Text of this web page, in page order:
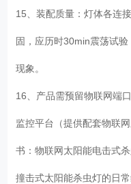
15、装配质量：灯体各连
固，应历时30min震荡试
现象。
16、产品需预留物联网端
监控平台（提供配套物联
书：物联网太阳能电击式
撞击式太阳能杀虫灯的日